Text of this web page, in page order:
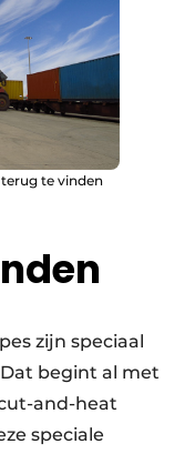
terug te vinden
zijn speciaal
begint al met
and-heat
speciale